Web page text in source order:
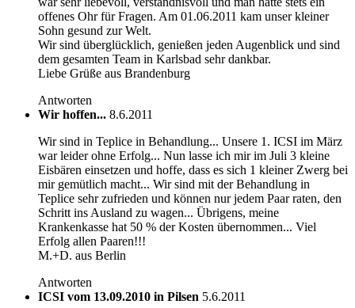
offenes Ohr für Fragen. Am 01.06.2011 kam unser kleiner
Sohn gesund zur Welt.
Wir sind überglücklich, genießen jeden Augenblick und sind
dem gesamten Team in Karlsbad sehr dankbar.
Liebe Grüße aus Brandenburg
Antworten
Wir hoffen... 8.6.2011
Wir sind in Teplice in Behandlung... Unsere 1. ICSI im März
war leider ohne Erfolg... Nun lasse ich mir im Juli 3 kleine
Eisbären einsetzen und hoffe, dass es sich 1 kleiner Zwerg bei
mir gemütlich macht... Wir sind mit der Behandlung in
Teplice sehr zufrieden und können nur jedem Paar raten, den
Schritt ins Ausland zu wagen... Übrigens, meine
Krankenkasse hat 50 % der Kosten übernommen... Viel
Erfolg allen Paaren!!!
M.+D. aus Berlin
Antworten
ICSI vom 13.09.2010 in Pilsen 5.6.2011